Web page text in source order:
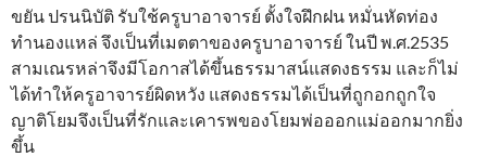
ขยัน ปรนนิบัติ รับใช้ครูบาอาจารย์ ตั้งใจฝึกฝน หมั่นหัดท่อง
ทำนองแหล่ จึงเป็นที่เมตตาของครูบาอาจารย์ ในปี พ.ศ.2535
สามเณรหล่าจึงมีโอกาสได้ขึ้นธรรมาสน์แสดงธรรม และก็ไม่
ได้ทำให้ครูอาจารย์ผิดหวัง แสดงธรรมได้เป็นที่ถูกอกถูกใจ
ญาติโยมจึงเป็นที่รักและเคารพของโยมพ่อออกแม่ออกมากยิ่ง
ขึ้น